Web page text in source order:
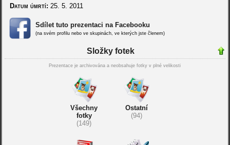
Datum úmrtí: 25. 5. 2011
Sdílet tuto prezentaci na Facebooku
(na svém profilu nebo ve skupinách, ve kterých jste členem)
Složky fotek
Prezentace je archivována a neobsahuje fotky v plné velikosti
Všechny
fotky
(149)
Ostatní
(94)